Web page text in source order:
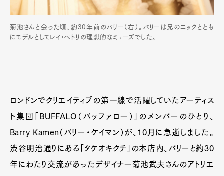
菊池さんと会った頃、約30年前のバリー（右）。バリーは兄のニックととも
にモデルとしてレイ・ペトリの理想的なミューズでした。
ロンドンでクリエイティブの第一線で活躍していたアーティス
ト集団「BUFFALO（バッファロー）」のメンバーのひとり、
Barry Kamen（バリー・ケイマン）が、10月に急逝しました。
渋谷明治通りにある「タケオキクチ」の本店内、バリーと約30
年にわたり交流があったデザイナー菊池武夫さんのアトリエ